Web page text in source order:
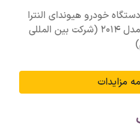
خودرو هیوندای النترا
رنگ سفید مدل ۲۰۱۴ (شرکت بین المللی
مزایدات